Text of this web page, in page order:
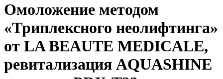
Омоложение методом
«Триплексного неолифтинга»
от LA BEAUTE MEDICALE,
ревитализация AQUASHINE